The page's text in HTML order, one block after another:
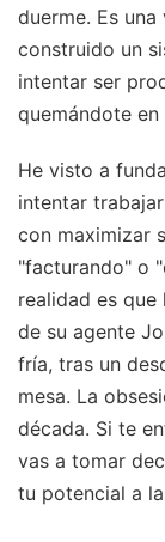
duerme. Es
construido un
intentar ser
quemándote
He visto a
intentar
con maximizar
"facturando" o
realidad es que
de su agente
fría, tras un
mesa. La
década. Si te
vas a tomar
tu potencial a